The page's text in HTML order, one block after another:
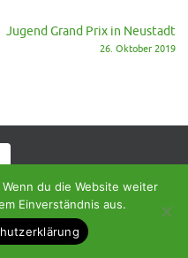
Jugend Grand Prix in Neustadt
26. Oktober 2019
Ramstein-Miesenbach
vonTempera WordPress.
du die Website weiter
Einverständnis aus.